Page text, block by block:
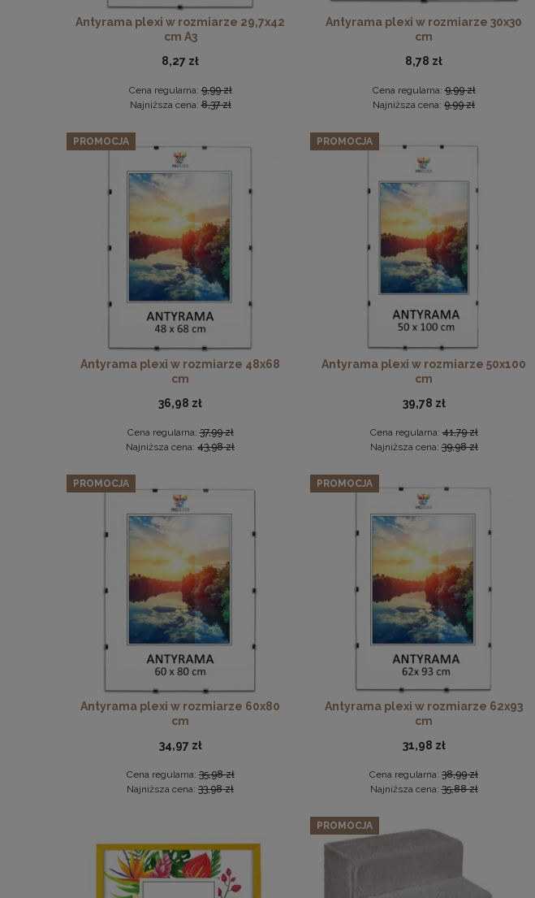
Ramka na zdjęcia 20x30
Ramka na zdjęcia 15x23 cm,
Zestaw 3 szt. antyram
DO
Zestaw 5 szt. ramek na zdjęcia 40
Antyrama plexi w rozmiarze 29,7x42
cm A3
8,27 zł
Cena regularna:9,99 zł
Najniższa cena:8,37 zł
Antyrama plexi w rozmiarze 30x30
cm
8,78 zł
Cena regularna:9,99 zł
Najniższa cena: 9,99 zł
Antyrama plexi w rozmiarze 48x68
cm
36,98 zł
Cena regularna:37,99 zł
Najniższa cena: 43,98 zł
PROMOCJA
Antyrama plexi w rozmiarze 50x100
cm
39,78 zł
Cena regularna:41,79 zł
Najniższa cena:39,98 zł
PROMOCJA
Antyrama plexi w rozmiarze 60x80
cm
34,97 zł
Cena regularna:35,98 zł
Najniższa cena: 33,98 zł
PROMOCJA
Antyrama plexi w rozmiarze 62x93
cm
31,98 zł
Cena regularna: 38,99 zł
Najniższa cena:35,88 zł
PROMOCJA
PROMOCJA